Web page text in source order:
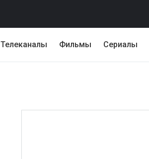
Телеканалы Фильмы Сериалы